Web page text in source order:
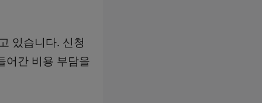
있습니다. 신청
어간 비용 부담을